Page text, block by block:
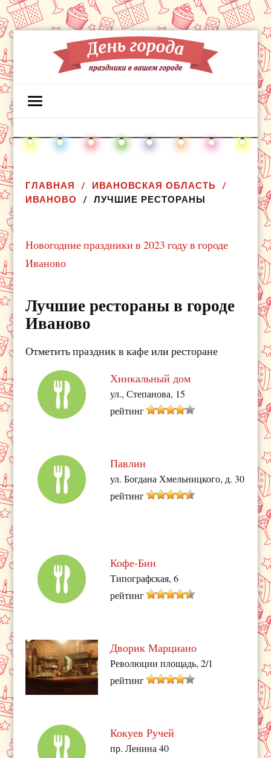
ГЛАВНАЯ
ИВАНОВСКАЯ ОБЛАСТЬ
ИВАНОВО
ЛУЧШИЕ РЕСТОРАНЫ
Новогодние праздники в 2023 году в городе
Иваново
Лучшие рестораны в городе
Иваново
Отметить праздник в кафе или ресторане
Хинкальный дом
ул., Степанова, 15
рейтинг
Павлин
ул. Богдана Хмельницкого, д. 30
рейтинг
Кофе-Бин
Типографская, 6
рейтинг
Дворик Марциано
Революции площадь, 2/1
рейтинг
Кокуев Ручей
пр. Ленина 40